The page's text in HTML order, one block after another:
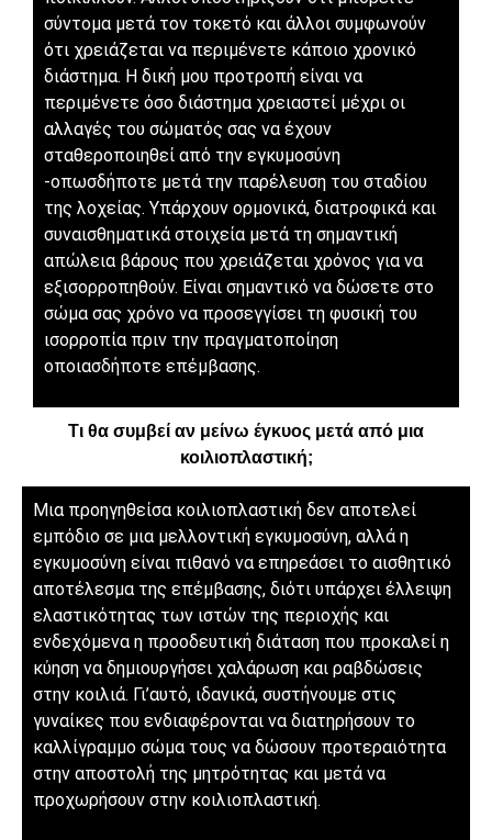
σύντομα μετά τον τοκετό και άλλοι συμφωνούν
ότι χρειάζεται να περιμένετε κάποιο χρονικό
διάστημα. Η δική μου προτροπή είναι να
περιμένετε όσο διάστημα χρειαστεί μέχρι οι
αλλαγές του σώματός σας να έχουν
σταθεροποιηθεί από την εγκυμοσύνη
-οπωσδήποτε μετά την παρέλευση του σταδίου
της λοχείας. Υπάρχουν ορμονικά, διατροφικά και
συναισθηματικά στοιχεία μετά τη σημαντική
απώλεια βάρους που χρειάζεται χρόνος για να
εξισορροπηθούν. Είναι σημαντικό να δώσετε στο
σώμα σας χρόνο να προσεγγίσει τη φυσική του
ισορροπία πριν την πραγματοποίηση
οποιασδήποτε επέμβασης.
Τι θα συμβεί αν μείνω έγκυος μετά από μια
κοιλιοπλαστική;
Μια προηγηθείσα κοιλιοπλαστική δεν αποτελεί
εμπόδιο σε μια μελλοντική εγκυμοσύνη, αλλά η
εγκυμοσύνη είναι πιθανό να επηρεάσει το αισθητικό
αποτέλεσμα της επέμβασης, διότι υπάρχει έλλειψη
ελαστικότητας των ιστών της περιοχής και
ενδεχόμενα η προοδευτική διάταση που προκαλεί η
κύηση να δημιουργήσει χαλάρωση και ραβδώσεις
στην κοιλιά. Γι’αυτό, ιδανικά, συστήνουμε στις
γυναίκες που ενδιαφέρονται να διατηρήσουν το
καλλίγραμμο σώμα τους να δώσουν προτεραιότητα
στην αποστολή της μητρότητας και μετά να
προχωρήσουν στην κοιλιοπλαστική.